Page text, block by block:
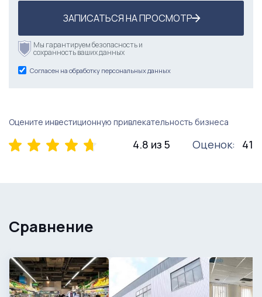
ЗАПИСАТЬСЯ НА ПРОСМОТР
Мы гарантируем безопасность и
сохранность ваших данных
Согласен на обработку персональных данных
Оцените инвестиционную привлекательность бизнеса
4.8 из 5 Оценок: 41
Сравнение